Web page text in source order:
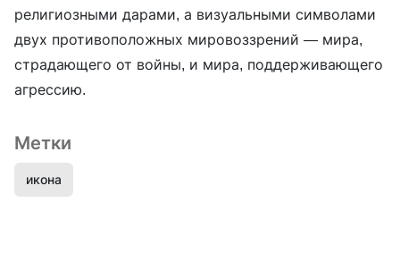
религиозными дарами, а визуальными символами
двух противоположных мировоззрений — мира,
страдающего от войны, и мира, поддерживающего
агрессию.
Метки
икона